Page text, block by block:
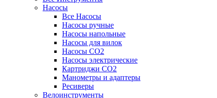
Насосы
Все Насосы
Насосы ручные
Насосы напольные
Насосы для вилок
Насосы CO2
Насосы электрические
Картриджи CO2
Манометры и адаптеры
Ресиверы
Велоинструменты